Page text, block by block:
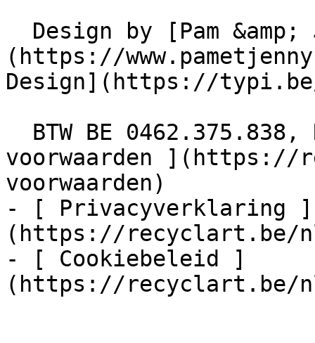
(https://
Design](https://
voorwaarden ](https://
voorwaarden)
- [ Privacyverklaring ]
(https://recyclart.be/
- [ Cookiebeleid ]